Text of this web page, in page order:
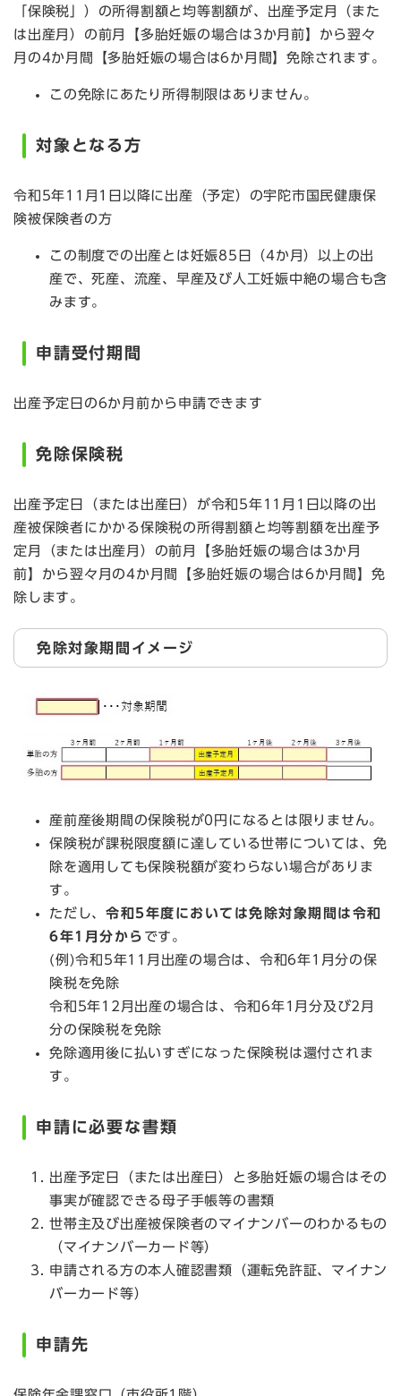
「保険税」）の所得割額と均等割額が、出産予定月（また
は出産月）の前月【多胎妊娠の場合は3か月前】から翌々
月の4か月間【多胎妊娠の場合は6か月間】免除されます。
この免除にあたり所得制限はありません。
対象となる方
令和5年11月1日以降に出産（予定）の宇陀市国民健康保
険被保険者の方
この制度での出産とは妊娠85日（4か月）以上の出
産で、死産、流産、早産及び人工妊娠中絶の場合も含
みます。
申請受付期間
出産予定日の6か月前から申請できます
免除保険税
出産予定日（または出産日）が令和5年11月1日以降の出
産被保険者にかかる保険税の所得割額と均等割額を出産予
定月（または出産月）の前月【多胎妊娠の場合は3か月
前】から翌々月の4か月間【多胎妊娠の場合は6か月間】免
除します。
免除対象期間イメージ
産前産後期間の保険税が0円になるとは限りません。
保険税が課税限度額に達している世帯については、免
除を適用しても保険税額が変わらない場合がありま
す。
ただし、 令和5年度においては免除対象期間は令和
6年1月分から です。
(例)令和5年11月出産の場合は、令和6年1月分の保
険税を免除
令和5年12月出産の場合は、令和6年1月分及び2月
分の保険税を免除
免除適用後に払いすぎになった保険税は還付されま
す。
申請に必要な書類
出産予定日（または出産日）と多胎妊娠の場合はその
事実が確認できる母子手帳等の書類
世帯主及び出産被保険者のマイナンバーのわかるもの
（マイナンバーカード等）
申請される方の本人確認書類（運転免許証、マイナン
バーカード等）
申請先